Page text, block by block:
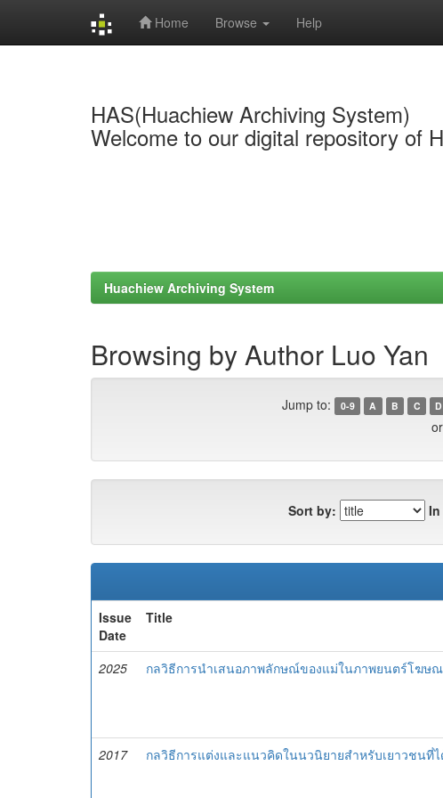
Home Browse Help
HAS(Huachiew Archiving System)
Welcome to our digital repository of
Huachiew Archiving System
Browsing by Author Luo Yan
Jump to: 0-9 A B C D
Sort by:
Issue
Date
Title
2025 กลวิธีการนําเสนอภาพลักษณ์ของแม่ในภาพยนตร์โฆษ
2017
กลวิธีการแต่งและแนวคิดในนวนิยายสำหรับเยาวชนที่